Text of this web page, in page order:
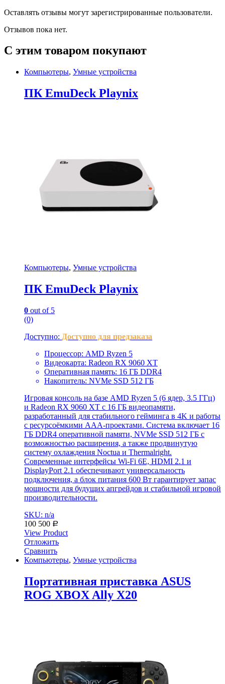
Оставлять отзывы могут зарегистрированные пользователи.
Отзывов пока нет.
С этим товаром покупают
Компьютеры, Умные устройства
ПК EmuDeck Playnix
Компьютеры, Умные устройства
ПК EmuDeck Playnix
0 out of 5
(0)
Доступно: Доступно для предзаказа
Процессор: AMD Ryzen 5
Видеокарта: Radeon RX 9060 XT
Оперативная память: 16 ГБ DDR4
Накопитель: NVMe SSD 512 ГБ
Игровая консоль на базе AMD Ryzen 5 (6 ядер, 3.5 ГГц)
и Radeon RX 9060 XT с 16 ГБ видеопамяти,
разработанный для стабильного гейминга в 4K и работы
с ресурсоёмкими AAA-проектами. Система включает 16
ГБ DDR4 оперативной памяти, NVMe SSD 512 ГБ с
возможностью расширения, а также продвинутую
систему охлаждения Noctua и Thermalright.
Современные интерфейсы Wi-Fi 6E, HDMI 2.1 и
DisplayPort 2.1 обеспечивают универсальность
подключения, а блок питания 600 Вт гарантирует запас
мощности для будущих апгрейдов и стабильной игровой
производительности.
SKU: n/a
100 500 Р
View Product
Отложить
Сравнить
Компьютеры, Умные устройства
Портативная приставка ASUS
ROG XBOX Ally X20